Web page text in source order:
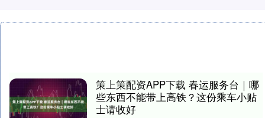
策上策配资APP下载 春运服务台｜哪
些东西不能带上高铁？这份乘车小贴
士请收好